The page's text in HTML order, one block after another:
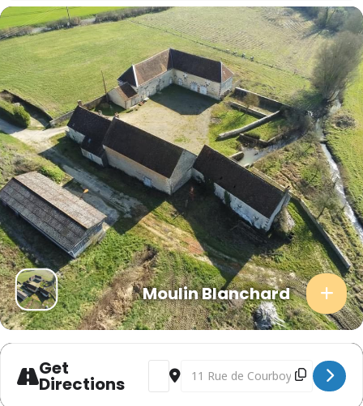
Moulin Blanchard
Get
Directions
Address - Saison 2026 du Moulin
Destination Address - Saison